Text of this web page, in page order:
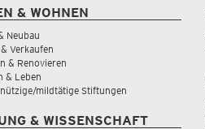
& WOHNEN
Neubau
Verkaufen
& Renovieren
& Leben
mildtätige Stiftungen
& WISSENSCHAFT